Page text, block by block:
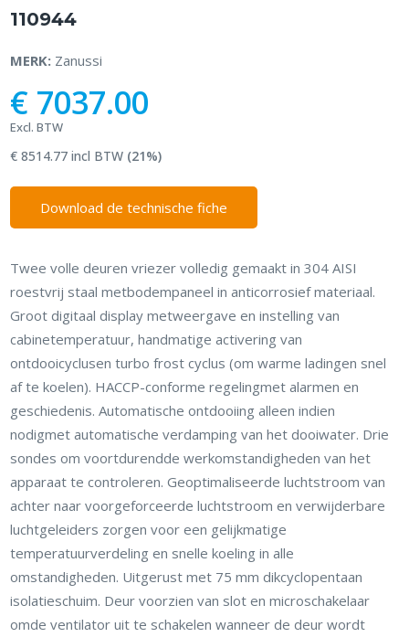
110944
MERK: Zanussi
€ 7037.00
Excl. BTW
€ 8514.77 incl BTW (21%)
Download de technische fiche
Twee volle deuren vriezer volledig gemaakt in 304 AISI
roestvrij staal metbodempaneel in anticorrosief materiaal.
Groot digitaal display metweergave en instelling van
cabinetemperatuur, handmatige activering van
ontdooicyclusen turbo frost cyclus (om warme ladingen snel
af te koelen). HACCP-conforme regelingmet alarmen en
geschiedenis. Automatische ontdooiing alleen indien
nodigmet automatische verdamping van het dooiwater. Drie
sondes om voortdurendde werkomstandigheden van het
apparaat te controleren. Geoptimaliseerde luchtstroom van
achter naar voorgeforceerde luchtstroom en verwijderbare
luchtgeleiders zorgen voor een gelijkmatige
temperatuurverdeling en snelle koeling in alle
omstandigheden. Uitgerust met 75 mm dikcyclopentaan
isolatieschuim. Deur voorzien van slot en microschakelaar
omde ventilator uit te schakelen wanneer de deur wordt